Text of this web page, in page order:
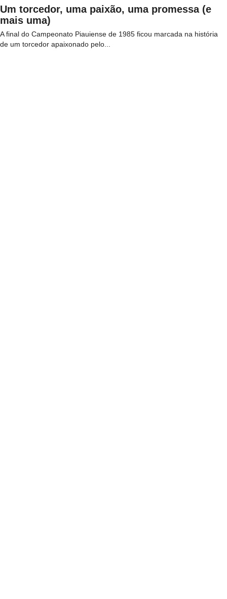
Um torcedor, uma paixão, uma promessa (e
mais uma)
A final do Campeonato Piauiense de 1985 ficou marcada na história
de um torcedor apaixonado pelo...